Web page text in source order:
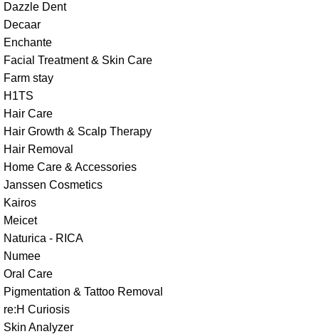
Dazzle Dent
Decaar
Enchante
Facial Treatment & Skin Care
Farm stay
H1TS
Hair Care
Hair Growth & Scalp Therapy
Hair Removal
Home Care & Accessories
Janssen Cosmetics
Kairos
Meicet
Naturica - RICA
Numee
Oral Care
Pigmentation & Tattoo Removal
re:H Curiosis
Skin Analyzer